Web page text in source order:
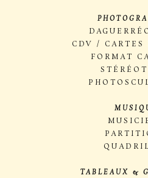
CDV /
FORMAT
TABLEAUX &